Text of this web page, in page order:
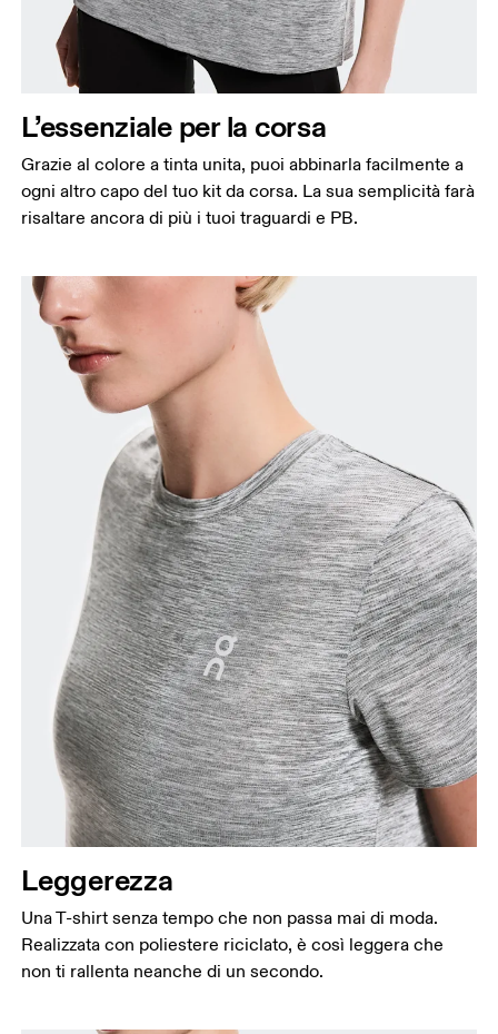
Circonferenza seno
all’altro.
Girovita
Misura il girovita nel punto più stretto (in genere
dove il corpo si piega lateralmente).
Fianchi
Misura la parte più ampia dei fianchi da un estremo
L’essenziale per la corsa
Grazie al colore a tinta unita, puoi abbinarla facilmente a
ogni altro capo del tuo kit da corsa. La sua semplicità farà
risaltare ancora di più i tuoi traguardi e PB.
Leggerezza
Una T-shirt senza tempo che non passa mai di moda.
Realizzata con poliestere riciclato, è così leggera che
non ti rallenta neanche di un secondo.